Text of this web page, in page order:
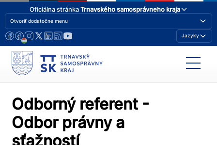
Oficiálna stránkaTrnavského samosprávneho kraja
Otvoriť dodatočne menu
Jazyky
Odborný referent -
Odbor právny a
sťažností